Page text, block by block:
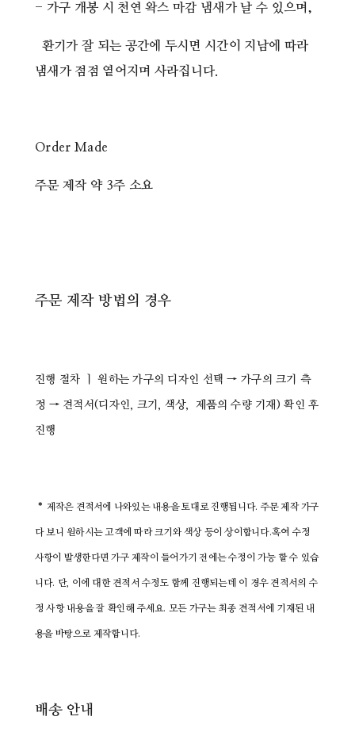
- 가구 개봉 시 천연 왁스 마감 냄새가 날 수 있으며,
환기가 잘 되는 공간에 두시면 시간이 지남에 따라
냄새가 점점 옅어지며 사라집니다.
Order Made
주문 제작 약 3주 소요
주문 제작 방법의 경우
진행 절차 ㅣ원하는 가구의 디자인 선택 → 가구의 크기 측
정 → 견적서(디자인, 크기, 색상, 제품의 수량 기재) 확인 후
진행
* 제작은 견적서에 나와있는 내용을 토대로 진행됩니다. 주문 제작 가구
다 보니 원하시는 고객에 따라 크기와 색상 등이 상이합니다.혹여 수정
사항이 발생한다면 가구 제작이 들어가기 전에는 수정이 가능 할 수 있습
니다. 단, 이에 대한 견적서 수정도 함께 진행되는데 이 경우 견적서의 수
정 사항 내용을 잘 확인해 주세요. 모든 가구는 최종 견적서에 기재된 내
용을 바탕으로 제작합니다.
배송 안내